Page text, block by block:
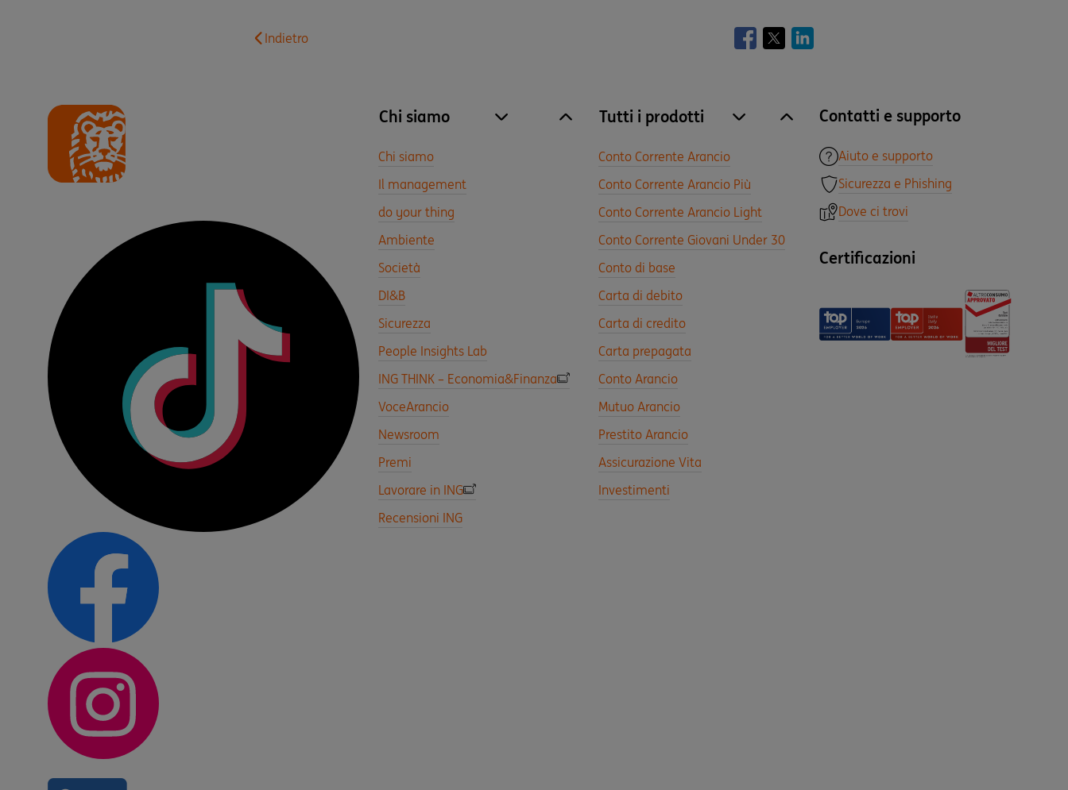
Indietro
Chi siamo site.accordion.apri [it-IT] Chi siamo
Chiudi Chi siamo
Chi siamo
Il management
do your thing
Ambiente
Società
DI&B
Sicurezza
People Insights Lab
ING THINK – Economia&Finanza
VoceArancio
Newsroom
Premi
Lavorare in ING
Recensioni ING
Tutti i prodotti site.accordion.apri [it-IT] Tutti i prodotti
Chiudi Tutti i prodotti
Conto Corrente Arancio
Conto Corrente Arancio Più
Conto Corrente Arancio Light
Conto Corrente Giovani Under 30
Conto di base
Carta di debito
Carta di credito
Carta prepagata
Conto Arancio
Mutuo Arancio
Prestito Arancio
Assicurazione Vita
Investimenti
Contatti e supporto
Aiuto e supporto
Sicurezza e Phishing
Dove ci trovi
Certificazioni